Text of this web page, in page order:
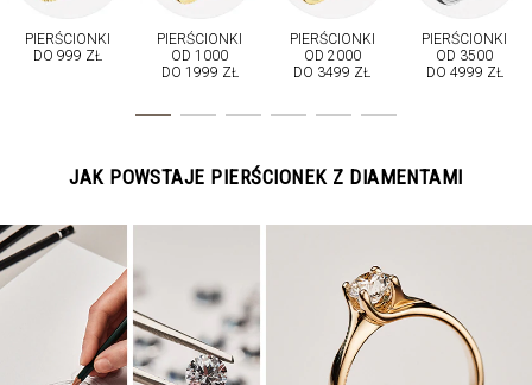
PIERŚCIONKI
DO 999 ZŁ
PIERŚCIONKI
OD 1000
DO 1999 ZŁ
PIERŚCIONKI
OD 2000
DO 3499 ZŁ
PIERŚCIONKI
OD 3500
DO 4999 ZŁ
JAK POWSTAJE PIERŚCIONEK Z DIAMENTAMI